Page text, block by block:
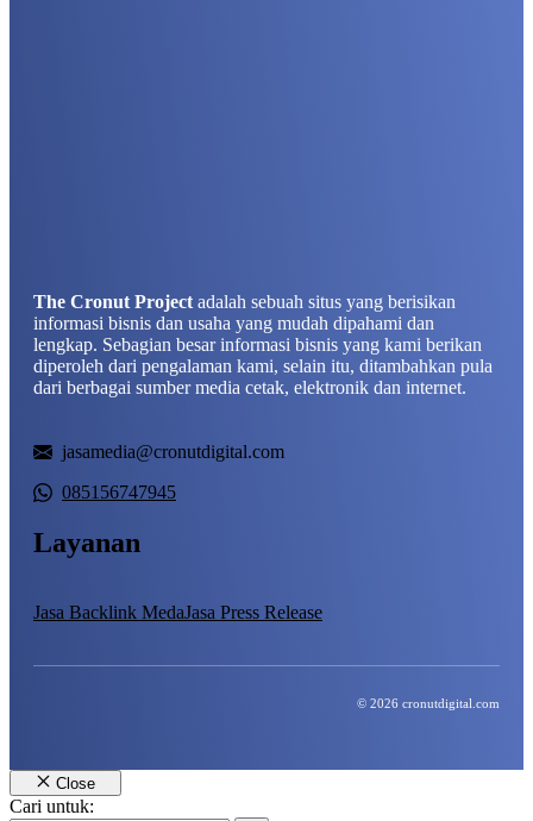
The Cronut Project adalah sebuah situs yang berisikan
informasi bisnis dan usaha yang mudah dipahami dan
lengkap. Sebagian besar informasi bisnis yang kami berikan
diperoleh dari pengalaman kami, selain itu, ditambahkan pula
dari berbagai sumber media cetak, elektronik dan internet.
jasamedia@cronutdigital.com
085156747945
Layanan
Jasa Backlink MedaJasa Press Release
© 2026 cronutdigital.com
Close
Cari untuk: